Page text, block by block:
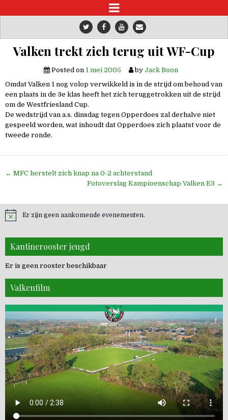
Valken trekt zich terug uit WF-Cup
Posted on 1 mei 2005 by Jack Boon
Omdat Valken 1 nog volop verwikkeld is in de strijd om behoud van
een plaats in de 3e klas heeft het zich teruggetrokken uit de strijd
om de Westfriesland Cup.
De wedstrijd van a.s. dinsdag tegen Opperdoes zal derhalve niet
gespeeld worden, wat inhoudt dat Opperdoes zich plaatst voor de
tweede ronde.
Bericht
← MFC herstelt zich knap na 0-2 achterstand
Fotoverslag Kampioenschap Valken E3 →
Er zijn geen aankomende evenementen.
Kantinerooster jeugd
Er is geen rooster beschikbaar
Valkenfilm